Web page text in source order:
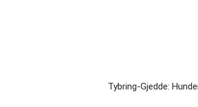
Tybring-Gjedde: